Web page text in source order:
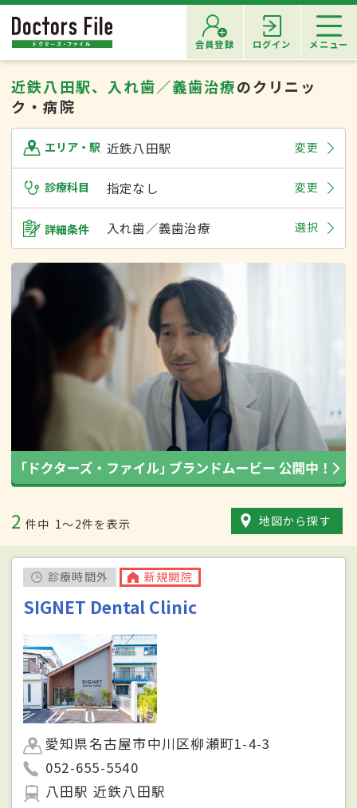
会員登録 ログイン メニュー
近鉄八田駅、入れ歯／義歯治療のクリニッ
ク・病院
エリア・駅 近鉄八田駅 変更
診療科目 指定なし 変更
詳細条件 入れ歯／義歯治療 選択
2 件中 1〜2件を表示 地図から探す
診療時間外 新規開院
SIGNET Dental Clinic
愛知県名古屋市中川区柳瀬町1-4-3
052-655-5540
八田駅 近鉄八田駅